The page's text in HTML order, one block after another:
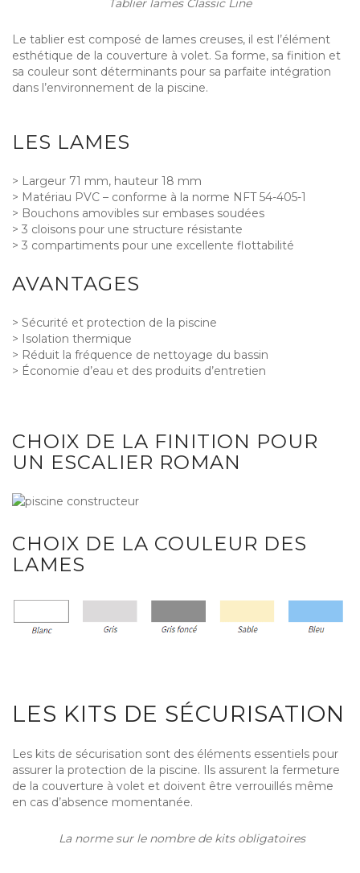
Tablier lames Classic Line
Le tablier est composé de lames creuses, il est l’élément
esthétique de la couverture à volet. Sa forme, sa finition et
sa couleur sont déterminants pour sa parfaite intégration
dans l’environnement de la piscine.
LES LAMES
> Largeur 71 mm, hauteur 18 mm
> Matériau PVC – conforme à la norme NFT 54-405-1
> Bouchons amovibles sur embases soudées
> 3 cloisons pour une structure résistante
> 3 compartiments pour une excellente flottabilité
AVANTAGES
> Sécurité et protection de la piscine
> Isolation thermique
> Réduit la fréquence de nettoyage du bassin
> Économie d’eau et des produits d’entretien
CHOIX DE LA FINITION POUR
UN ESCALIER ROMAN
CHOIX DE LA COULEUR DES
LAMES
LES KITS DE SÉCURISATION
Les kits de sécurisation sont des éléments essentiels pour
assurer la protection de la piscine. Ils assurent la fermeture
de la couverture à volet et doivent être verrouillés même
en cas d’absence momentanée.
La norme sur le nombre de kits obligatoires